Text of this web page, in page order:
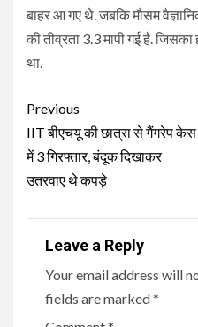
बाहर आ गए थे. जबकि मौसम
की तीव्रता 3.3 मापी गई है.
था.
Continue
Reading
Previous
IIT बीएचयू की छात्रा से गैंगरेप केस
में 3 गिरफ्तार, बंदूक दिखाकर
उतरवाए थे कपड़े
Leave a Reply
Your email address will
fields are marked*